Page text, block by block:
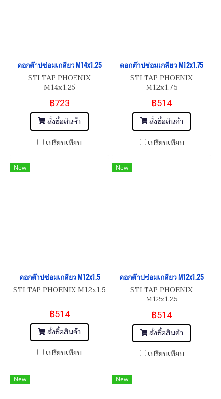
ดอกต๊าปซ่อมเกลียว M14x1.25
STI TAP PHOENIX
M14x1.25
฿723
สั่งซื้อสินค้า
เปรียบเทียบ
ดอกต๊าปซ่อมเกลียว M12x1.75
STI TAP PHOENIX
M12x1.75
฿514
สั่งซื้อสินค้า
เปรียบเทียบ
New
ดอกต๊าปซ่อมเกลียว M12x1.5
STI TAP PHOENIX M12x1.5
฿514
สั่งซื้อสินค้า
เปรียบเทียบ
New
ดอกต๊าปซ่อมเกลียว M12x1.25
STI TAP PHOENIX
M12x1.25
฿514
สั่งซื้อสินค้า
เปรียบเทียบ
New New